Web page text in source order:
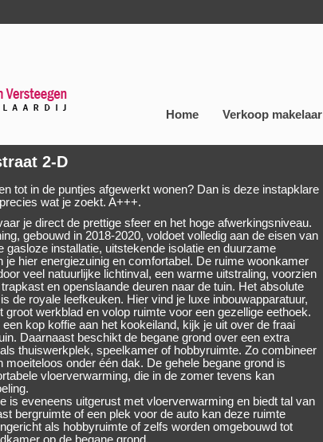
Home Verkoop makelaar
2-D
tot in de puntjes afgewerkt wonen? Dan is deze instapklare
wat je zoekt. A+++.
je direct de prettige sfeer en het hoge afwerkingsniveau.
gebouwd in 2018-2020, voldoet volledig aan de eisen van
gasloze installatie, uitstekende isolatie en duurzame
je hier energiezuinig en comfortabel. De ruime woonkamer
veel natuurlijke lichtinval, een warme uitstraling, voorzien
en openslaande deuren naar de tuin. Het absolute
de royale leefkeuken. Hier vind je luxe inbouwapparatuur,
groot werkblad en volop ruimte voor een gezellige eethoek.
een kop koffie aan het kookeiland, kijk je uit over de fraai
Daarnaast beschikt de begane grond over een extra
thuiswerkplek, speelkamer of hobbyruimte. Zo combineer
moeiteloos onder één dak. De gehele begane grond is
vloerverwarming, die in de zomer tevens kan
is eveneens uitgerust met vloerverwarming en biedt tal van
bergruimte of een plek voor de auto kan deze ruimte
als hobbyruimte of zelfs worden omgebouwd tot